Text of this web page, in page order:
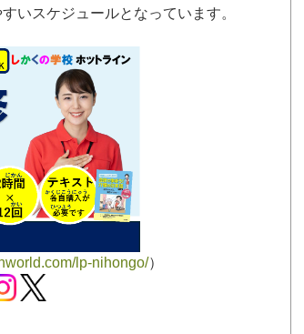
いスケジュールとなっています。
lp-nihongo/）